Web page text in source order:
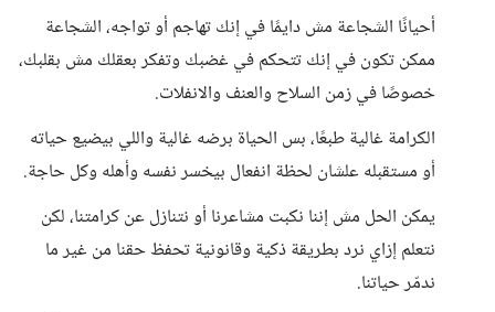
أحيانًا الشجاعة مش دايمًا في إنك تهاجم أو تواجه، الشجاعة
ممكن تكون في إنك تتحكم في غضبك وتفكر بعقلك مش بقلبك،
خصوصًا في زمن السلاح والعنف والانفلات.
الكرامة غالية طبعًا، بس الحياة برضه غالية واللي بيضيع حياته
أو مستقبله علشان لحظة انفعال بيخسر نفسه وأهله وكل حاجة.
يمكن الحل مش إننا نكبت مشاعرنا أو نتنازل عن كرامتنا، لكن
نتعلم إزاي نرد بطريقة ذكية وقانونية تحفظ حقنا من غير ما
ندمّر حياتنا.